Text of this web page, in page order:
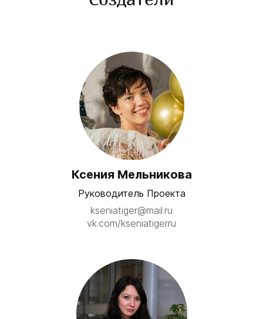
Ксения Мельникова
Руководитель Проекта
kseniatiger@mail.ru
vk.com/kseniatigerru